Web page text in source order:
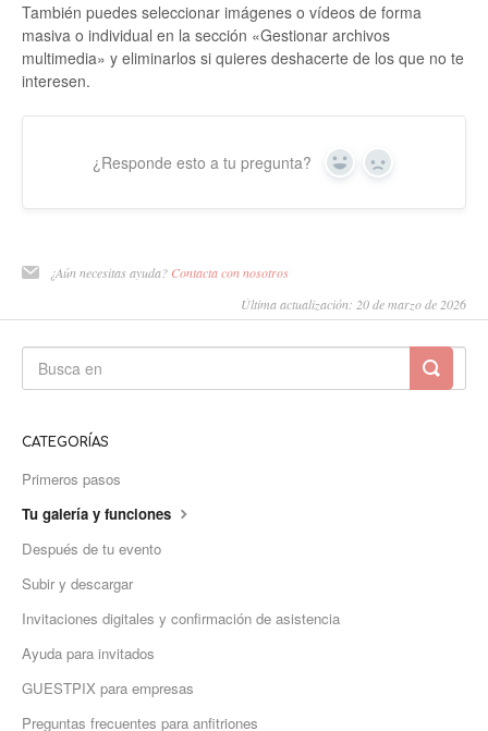
También puedes seleccionar imágenes o vídeos de forma
masiva o individual en la sección «Gestionar archivos
multimedia» y eliminarlos si quieres deshacerte de los que no te
interesen.
¿Responde esto a tu pregunta? Sí No
¿Aún necesitas ayuda? Contacta con nosotros
Última actualización: 20 de marzo de 2026
CATEGORÍAS
Primeros pasos
Tu galería y funciones
Después de tu evento
Subir y descargar
Invitaciones digitales y confirmación de asistencia
Ayuda para invitados
GUESTPIX para empresas
Preguntas frecuentes para anfitriones